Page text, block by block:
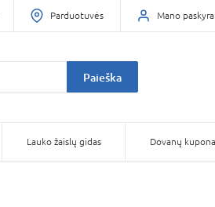
Parduotuvės Mano paskyra
Paieška
Lauko žaislų gidas Dovanų